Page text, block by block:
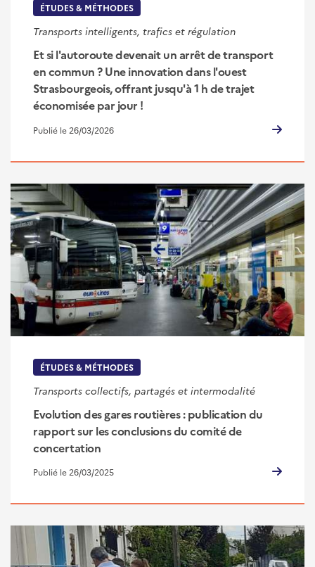
ÉTUDES & MÉTHODES
Transports intelligents, trafics et régulation
Et si l'autoroute devenait un arrêt de transport
en commun ? Une innovation dans l'ouest
Strasbourgeois, offrant jusqu'à 1 h de trajet
économisée par jour !
Publié le 26/03/2026
ÉTUDES & MÉTHODES
Transports collectifs, partagés et intermodalité
Evolution des gares routières : publication du
rapport sur les conclusions du comité de
concertation
Publié le 26/03/2025